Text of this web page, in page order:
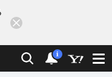
検索 通知
i